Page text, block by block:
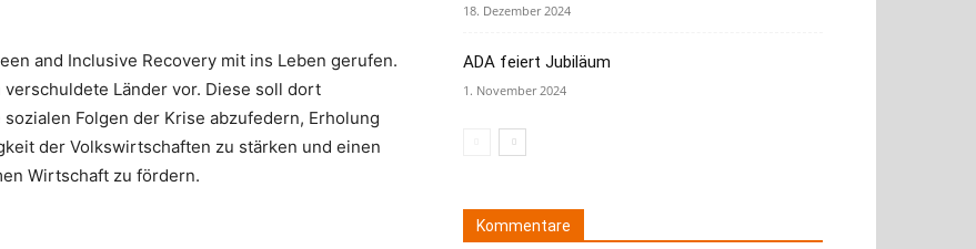
and Inclusive Recovery mit ins Leben gerufen.
Länder vor. Diese soll dort
Folgen der Krise abzufedern, Erholung
der Volkswirtschaften zu stärken und einen
Wirtschaft zu fördern.
18. Dezember 2024
ADA feiert Jubiläum
1. November 2024
Kommentare